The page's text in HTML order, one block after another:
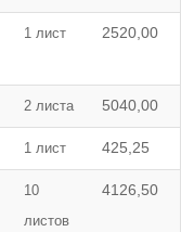
1 лист 2520,00
2 листа 5040,00
1 лист 425,25
10
листов
4126,50